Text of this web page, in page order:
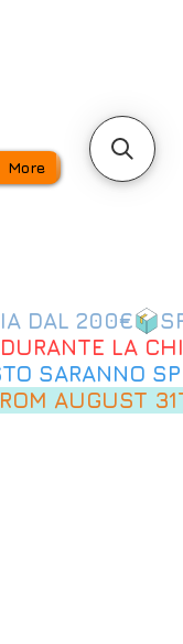
More
AUGUST